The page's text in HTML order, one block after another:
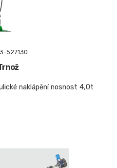
527130
naklápění nosnost 4,0t